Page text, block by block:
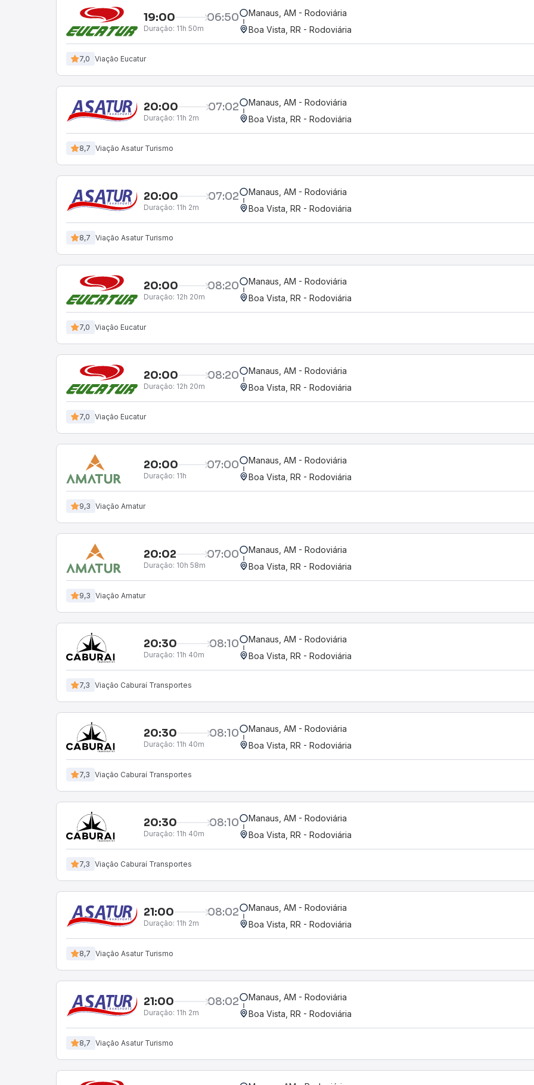
19:00 06:50
Duração: 11h 50m
Manaus, AM - Rodoviária
Boa Vista, RR - Rodoviária
7,0 Viação Eucatur
20:00 07:02
Duração: 11h 2m
Manaus, AM - Rodoviária
Boa Vista, RR - Rodoviária
8,7 Viação Asatur Turismo
20:00 07:02
Duração: 11h 2m
Manaus, AM - Rodoviária
Boa Vista, RR - Rodoviária
8,7 Viação Asatur Turismo
20:00 08:20
Duração: 12h 20m
Manaus, AM - Rodoviária
Boa Vista, RR - Rodoviária
7,0 Viação Eucatur
20:00 08:20
Duração: 12h 20m
Manaus, AM - Rodoviária
Boa Vista, RR - Rodoviária
7,0 Viação Eucatur
20:00 07:00
Duração: 11h
Manaus, AM - Rodoviária
Boa Vista, RR - Rodoviária
9,3 Viação Amatur
20:02 07:00
Duração: 10h 58m
Manaus, AM - Rodoviária
Boa Vista, RR - Rodoviária
9,3 Viação Amatur
20:30 08:10
Duração: 11h 40m
Manaus, AM - Rodoviária
Boa Vista, RR - Rodoviária
7,3 Viação Caburaí Transportes
20:30 08:10
Duração: 11h 40m
Manaus, AM - Rodoviária
Boa Vista, RR - Rodoviária
7,3 Viação Caburaí Transportes
20:30 08:10
Duração: 11h 40m
Manaus, AM - Rodoviária
Boa Vista, RR - Rodoviária
7,3 Viação Caburaí Transportes
21:00 08:02
Duração: 11h 2m
Manaus, AM - Rodoviária
Boa Vista, RR - Rodoviária
8,7 Viação Asatur Turismo
21:00 08:02
Duração: 11h 2m
Manaus, AM - Rodoviária
Boa Vista, RR - Rodoviária
8,7 Viação Asatur Turismo